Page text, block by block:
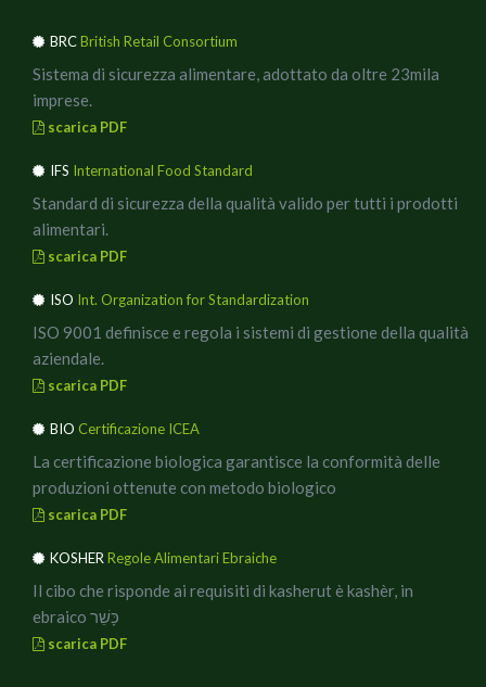
BRCBritish Retail Consortium
Sistema di sicurezza alimentare, adottato da oltre 23mila
imprese.
scarica PDF
IFS International Food Standard
Standard di sicurezza della qualità valido per tutti i prodotti
alimentari.
scarica PDF
ISO Int. Organization for Standardization
ISO 9001 definisce e regola i sistemi di gestione della qualità
aziendale.
scarica PDF
BIO Certificazione ICEA
La certificazione biologica garantisce la conformità delle
produzioni ottenute con metodo biologico
scarica PDF
KOSHER Regole Alimentari Ebraiche
Il cibo che risponde ai requisiti di kasherut è kashèr, in
ebraico כָּשֵׁר
scarica PDF